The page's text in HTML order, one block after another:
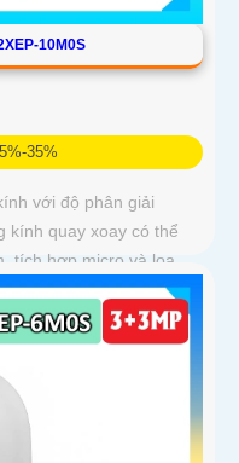
10M0S
35%
với độ phân giải
kính quay xoay có thể
tích hợp micro và loa
LAN cắm mạng trực